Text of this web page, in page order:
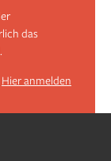
das
Hier anmelden